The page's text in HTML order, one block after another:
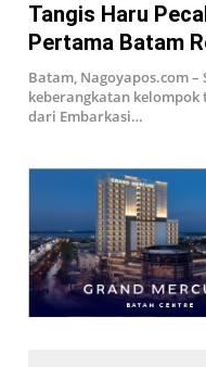
Tangis Haru
Pertama Batam
Didominasi
Batam, Nagoyapos.com
keberangkatan
dari Embarkasi…